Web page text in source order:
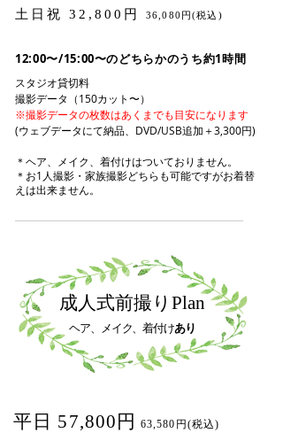
土日祝 32,800円 36,080円(税込)
12:00〜/15:00〜のどちらかのうち約1時間
スタジオ貸切料
撮影データ（150カット〜）
※撮影データの枚数はあくまでも目安になります
(ウェブデータにて納品、DVD/USB追加＋3,300円)
＊ヘア、メイク、着付けはついておりません。
＊お1人撮影・家族撮影どちらも可能ですがお着替
えは出来ません。
成人式前撮りPlan
ヘア、メイク、着付けあり
平日 57,800円 63,580円(税込)